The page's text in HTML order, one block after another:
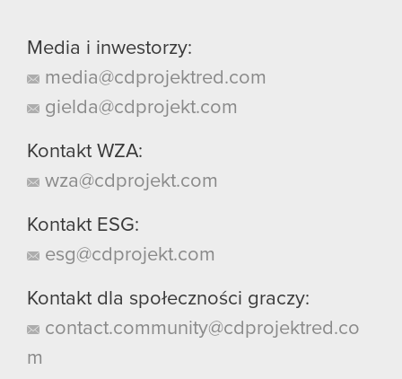
Media i inwestorzy:
media@cdprojektred.com
gielda@cdprojekt.com
Kontakt WZA:
wza@cdprojekt.com
Kontakt ESG:
esg@cdprojekt.com
Kontakt dla społeczności graczy:
contact.community@cdprojektred.co
m